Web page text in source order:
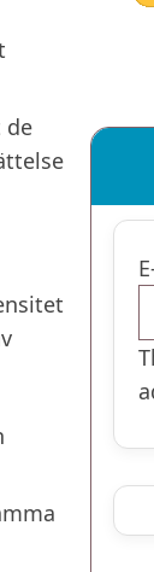
de